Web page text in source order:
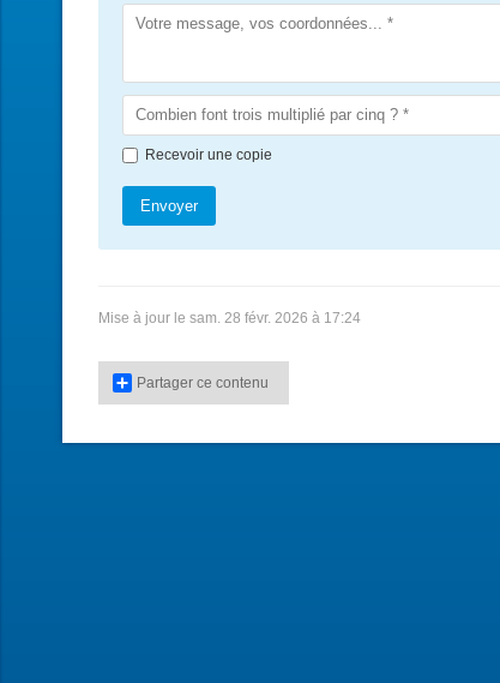
Recevoir une copie
Envoyer
Mise à jour le sam. 28 févr. 2026 à 17:24
Partager ce contenu